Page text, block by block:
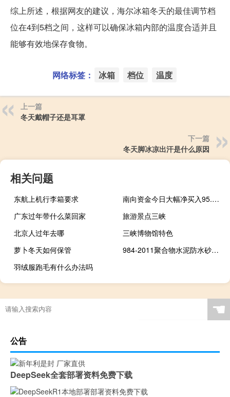
综上所述，根据网友的建议，海尔冰箱冬天的最佳调节档
位在4到5档之间，这样可以确保冰箱内部的温度合适并且
能够有效地保存食物。
网络标签： 冰箱 档位 温度
上一篇
冬天戴帽子还是耳罩
下一篇
冬天脚冰凉出汗是什么原因
相关问题
东航上机行李箱要求
南向资金今日大幅净买入95.67亿元
广东过年带什么菜回家
旅游景点三峡
北京人过年去哪
三峡博物馆特色
萝卜冬天如何保管
984-2011聚合物水泥防水砂浆道客巴巴（聚合物水泥防水砂浆-2005年化学工业出版社出版的图书简介）
羽绒服跑毛有什么办法吗
☚
公告
DeepSeek全套部署资料免费下载